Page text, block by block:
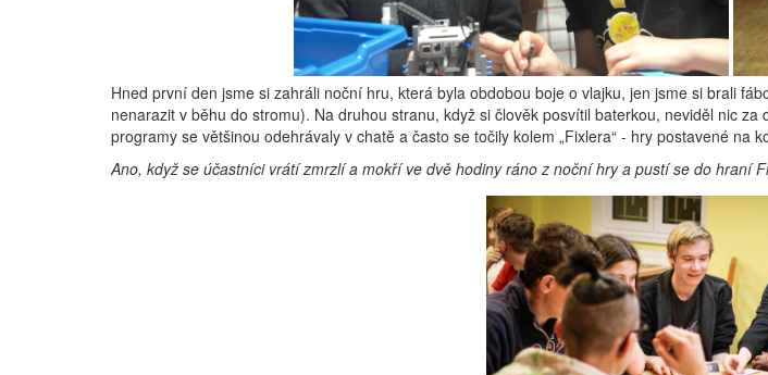
Hned první den jsme si zahráli noční hru, která byla obdobou boje o vlajku, jen jsme si brali
nenarazit v běhu do stromu). Na druhou stranu, když si člověk posvítil baterkou, neviděl nic
programy se většinou odehrávaly v chatě a často se točily kolem „Fixlera“ - hry postavené
Ano, když se účastníci vrátí zmrzlí a mokří ve dvě hodiny ráno z noční hry a pustí se do hraní